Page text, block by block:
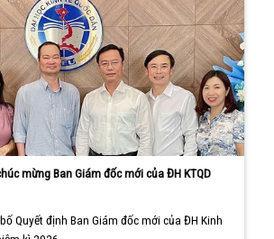
mừng Ban Giám đốc mới của ĐH KTQD
Quyết định Ban Giám đốc mới của ĐH Kinh